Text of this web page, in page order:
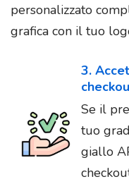
personalizzato
grafica con il tuo
3.
Se il
tuo
giallo